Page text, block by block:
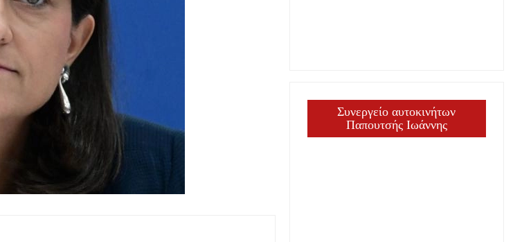
ΚΑΙ ΣΤΗ ΣΑΡΑΚΗΝΑ
χρήσης
Συνεργείο αυτοκινήτων
Παπουτσής Ιωάννης